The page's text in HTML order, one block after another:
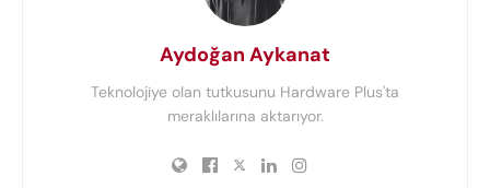
Aydoğan Aykanat
Teknolojiye olan tutkusunu Hardware Plus'ta
meraklılarına aktarıyor.